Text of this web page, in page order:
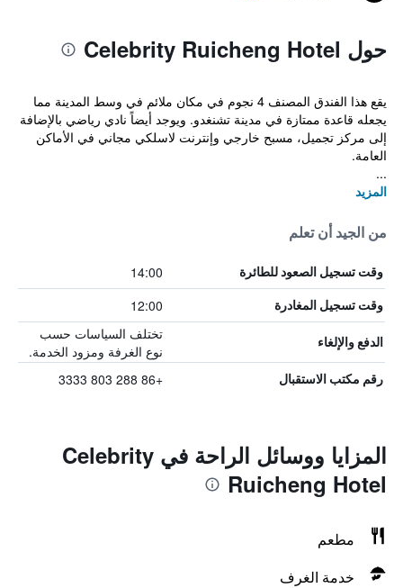
حول Celebrity Ruicheng Hotel
يقع هذا الفندق المصنف 4 نجوم في مكان ملائم في وسط المدينة مما
يجعله قاعدة ممتازة في مدينة تشنغدو. ويوجد أيضاً نادي رياضي بالإضافة
إلى مركز تجميل، مسبح خارجي وإنترنت لاسلكي مجاني في الأماكن
العامة.
...
المزيد
من الجيد أن تعلم
وقت تسجيل الصعود للطائرة 14:00
وقت تسجيل المغادرة 12:00
الدفع والإلغاء
تختلف السياسات حسب
نوع الغرفة ومزود الخدمة.
رقم مكتب الاستقبال +86 288 803 3333
المزايا ووسائل الراحة في Celebrity
Ruicheng Hotel
مطعم
خدمة الغرف